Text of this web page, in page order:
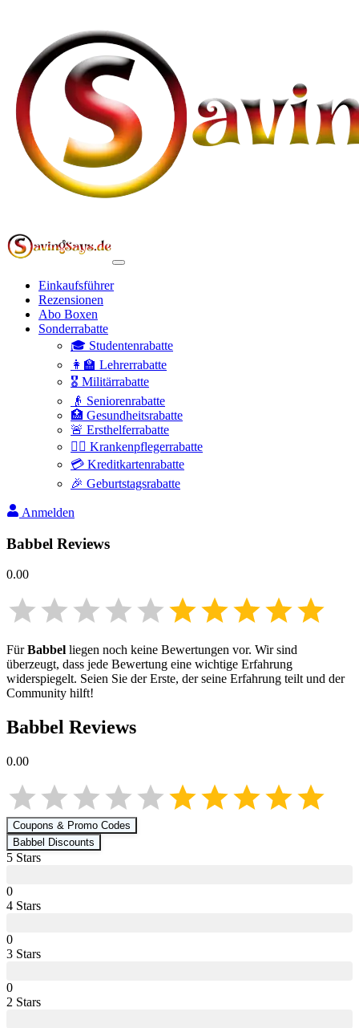
Einkaufsführer
Rezensionen
Abo Boxen
Sonderrabatte
🎓 Studentenrabatte
👩‍🏫 Lehrerrabatte
🎖️ Militärrabatte
👴 Seniorenrabatte
🏥 Gesundheitsrabatte
🚨 Ersthelferrabatte
👩‍⚕️ Krankenpflegerrabatte
💳 Kreditkartenrabatte
🎉 Geburtstagsrabatte
Anmelden
Babbel Reviews
0.00
FürBabbel liegen noch keine Bewertungen vor. Wir sind
überzeugt, dass jede Bewertung eine wichtige Erfahrung
widerspiegelt. Seien Sie der Erste, der seine Erfahrung teilt und der
Community hilft!
Babbel Reviews
0.00
Coupons & Promo Codes
Babbel Discounts
5 Stars
0
4 Stars
0
3 Stars
0
2 Stars